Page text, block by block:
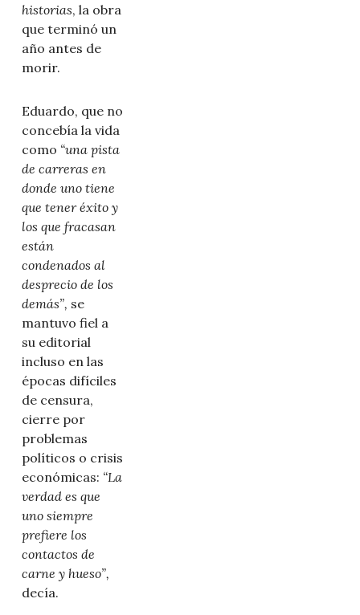
historias, la obra
que terminó un
año antes de
morir.
Eduardo, que no
concebía la vida
como “una pista
de carreras en
donde uno tiene
que tener éxito y
los que fracasan
están
condenados al
desprecio de los
demás”, se
mantuvo fiel a
su editorial
incluso en las
épocas difíciles
de censura,
cierre por
problemas
políticos o crisis
económicas: “La
verdad es que
uno siempre
prefiere los
contactos de
carne y hueso”,
decía.